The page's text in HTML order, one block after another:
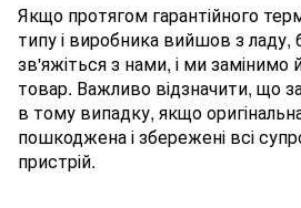
Якщо протягом гарантійного
типу і виробника вийшов з ладу,
зв'яжіться з нами, і ми замінимо
товар. Важливо відзначити, що
в тому випадку, якщо
пошкоджена і збережені всі
пристрій.